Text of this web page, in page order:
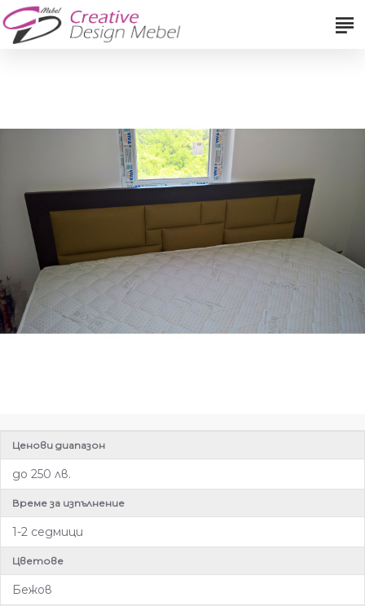
Ценови диапазон
до 250 лв.
Време за изпълнение
1-2 седмици
Цветове
Бежов